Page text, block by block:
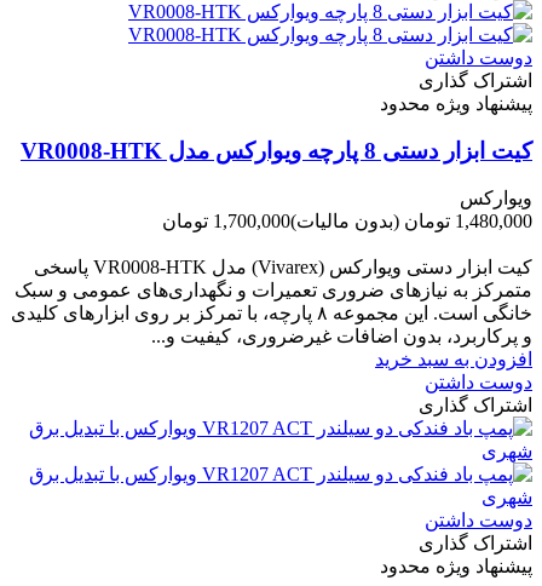
دوست داشتن
اشتراک گذاری
پیشنهاد ویژه محدود
کیت ابزار دستی 8 پارچه ویوارکس مدل VR0008-HTK
ویوارکس
1,480,000 تومان
(بدون مالیات)1,700,000 تومان
کیت ابزار دستی ویوارکس (Vivarex) مدل VR0008-HTK پاسخی
متمرکز به نیازهای ضروری تعمیرات و نگهداری‌های عمومی و سبک
خانگی است. این مجموعه ۸ پارچه، با تمرکز بر روی ابزارهای کلیدی
و پرکاربرد، بدون اضافات غیرضروری، کیفیت و...
افزودن به سبد خرید
دوست داشتن
اشتراک گذاری
دوست داشتن
اشتراک گذاری
پیشنهاد ویژه محدود